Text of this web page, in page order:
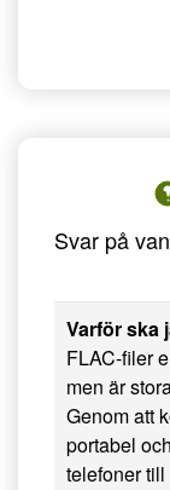
Svar på
Varför ska
FLAC-filer
men är
Genom att
portabel
telefoner